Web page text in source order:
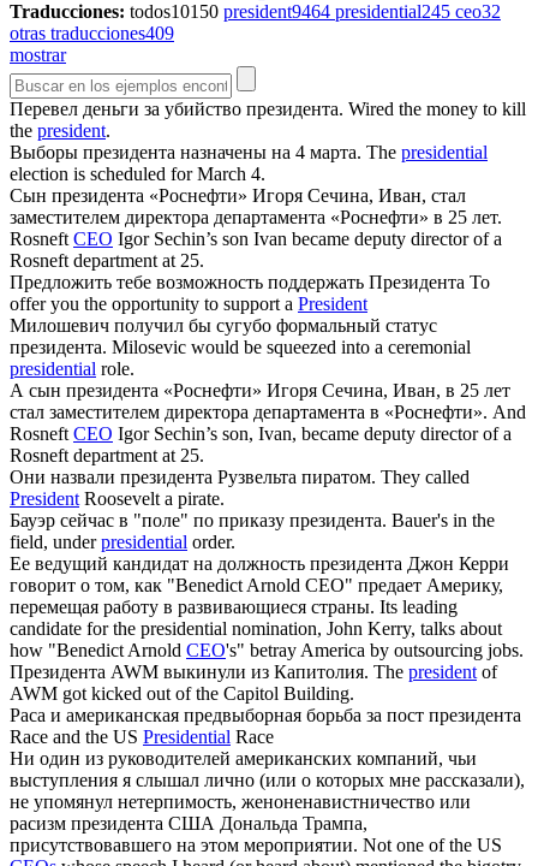
Traducciones: todos10150 president9464 presidential245 ceo32
otras traducciones409
mostrar
Перевел деньги за убийство президента. Wired the money to kill
the president.
Выборы президента назначены на 4 марта. The presidential
election is scheduled for March 4.
Сын президента «Роснефти» Игоря Сечина, Иван, стал
заместителем директора департамента «Роснефти» в 25 лет.
RosneftCEO Igor Sechin’s son Ivan became deputy director of a
Rosneft department at 25.
Предложить тебе возможность поддержать Президента To
offer you the opportunity to support a President
Милошевич получил бы сугубо формальный статус
президента. Milosevic would be squeezed into a ceremonial
presidential role.
А сын президента «Роснефти» Игоря Сечина, Иван, в 25 лет
стал заместителем директора департамента в «Роснефти». And
RosneftCEO Igor Sechin’s son, Ivan, became deputy director of a
Rosneft department at 25.
Они назвали президента Рузвельта пиратом. They called
PresidentRoosevelt a pirate.
Бауэр сейчас в "поле" по приказу президента. Bauer's in the
field, underpresidential order.
Ее ведущий кандидат на должность президента Джон Керри
говорит о том, как "Benedict Arnold CEO" предает Америку,
перемещая работу в развивающиеся страны. Its leading
candidate for the presidential nomination, John Kerry, talks about
how "Benedict Arnold CEO's" betray America by outsourcing jobs.
Президента AWM выкинули из Капитолия. The presidentof
AWM got kicked out of the Capitol Building.
Раса и американская предвыборная борьба за пост президента
Race and the US Presidential Race
Ни один из руководителей американских компаний, чьи
выступления я слышал лично (или о которых мне рассказали),
не упомянул нетерпимость, женоненавистничество или
расизм президента США Дональда Трампа,
присутствовавшего на этом мероприятии. Not one of the US